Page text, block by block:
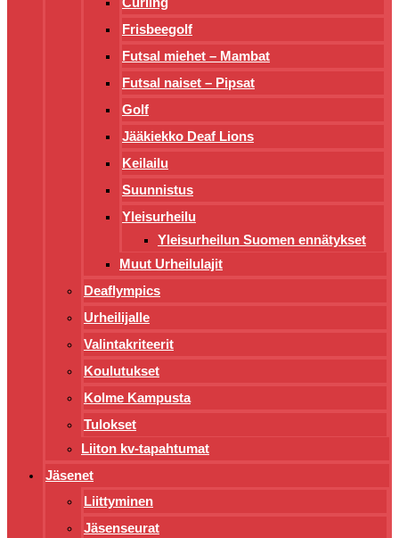
Frisbeegolf
Futsal miehet – Mambat
Futsal naiset – Pipsat
Golf
Jääkiekko Deaf Lions
Keilailu
Suunnistus
Yleisurheilu
Yleisurheilun Suomen ennätykset
Muut Urheilulajit
Deaflympics
Urheilijalle
Valintakriteerit
Koulutukset
Kolme Kampusta
Tulokset
Liiton kv-tapahtumat
Jäsenet
Liittyminen
Jäsenseurat